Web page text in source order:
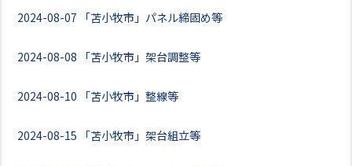
2024-08-07 「苫小牧市」パネル締固め等
2024-08-08 「苫小牧市」架台調整等
2024-08-10 「苫小牧市」整線等
2024-08-15 「苫小牧市」架台組立等